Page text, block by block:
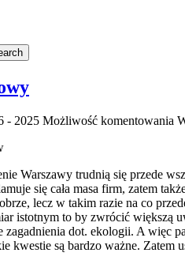
- 2025 Możliwość komentowania
Warszawy trudnią się przede
się cała masa firm, zatem
lecz w takim razie na co
istotnym to by zwrócić większą
zagadnienia dot. ekologii. A więc
kwestie są bardzo ważne.